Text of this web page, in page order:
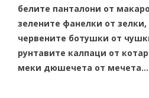
белите панталони от
зелените фанелки от зелки,
червените ботушки от
рунтавите калпаци от
меки дюшечета от мечета…